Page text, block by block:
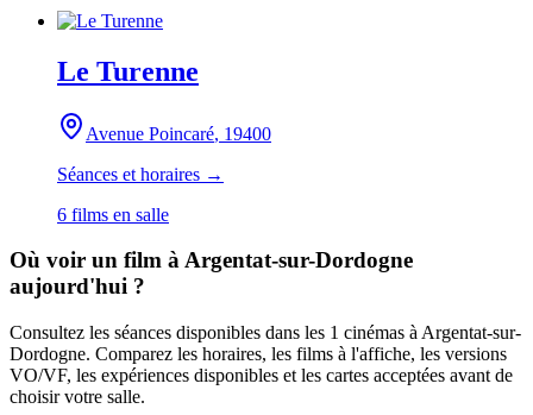
Le Turenne
Avenue Poincaré, 19400
Séances et horaires →
6 films en salle
Où voir un film à Argentat-sur-Dordogne
aujourd'hui ?
Consultez les séances disponibles dans les 1 cinémas à Argentat-sur-
Dordogne. Comparez les horaires, les films à l'affiche, les versions
VO/VF, les expériences disponibles et les cartes acceptées avant de
choisir votre salle.